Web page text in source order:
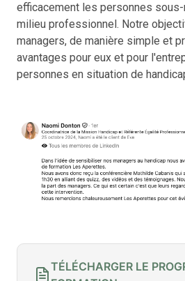
efficacement les personnes
milieu professionnel. Notre
managers, de manière simple et
avantages pour eux et pour
personnes en situation de
TÉLÉCHARGER LE